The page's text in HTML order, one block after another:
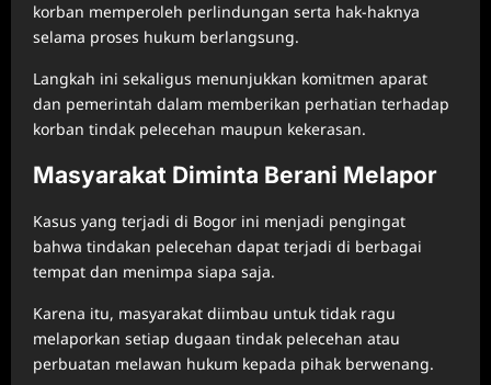
korban memperoleh perlindungan serta hak-haknya
selama proses hukum berlangsung.
Langkah ini sekaligus menunjukkan komitmen aparat
dan pemerintah dalam memberikan perhatian terhadap
korban tindak pelecehan maupun kekerasan.
Masyarakat Diminta Berani Melapor
Kasus yang terjadi di Bogor ini menjadi pengingat
bahwa tindakan pelecehan dapat terjadi di berbagai
tempat dan menimpa siapa saja.
Karena itu, masyarakat diimbau untuk tidak ragu
melaporkan setiap dugaan tindak pelecehan atau
perbuatan melawan hukum kepada pihak berwenang.